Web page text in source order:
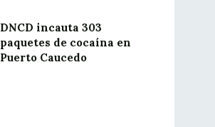
DNCD incauta 303
paquetes de cocaína en
Puerto Caucedo